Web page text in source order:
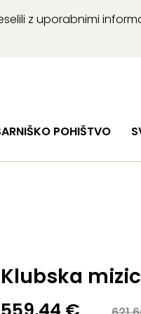
z uporabnimi
POHIŠTVO
Klubska